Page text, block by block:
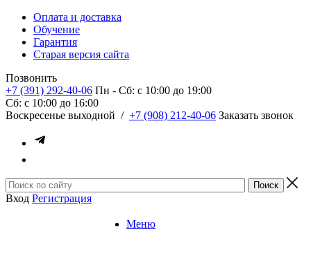
Оплата и доставка
Обучение
Гарантия
Старая версия сайта
Позвонить
+7 (391) 292-40-06 Пн - Сб: c 10:00 до 19:00
Сб: c 10:00 до 16:00
​Воскресенье выходной / +7 (908) 212-40-06 Заказать звонок
Вход Регистрация
Меню